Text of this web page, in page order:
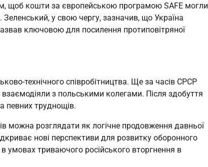
щоб кошти за європейською програмою SAFE могли
у свою чергу, зазначив, що Україна
ключовою для посилення протиповітряної
технічного співробітництва. Ще за часів СРСР
з польськими колегами. Після здобуття
певних труднощів.
можна розглядати як логічне продовження давньої
нові перспективи для розвитку оборонного
умовах триваючого російського вторгнення в